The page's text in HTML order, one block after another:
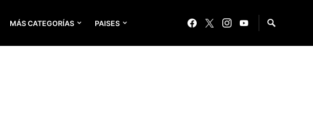
MÁS CATEGORÍAS PAISES